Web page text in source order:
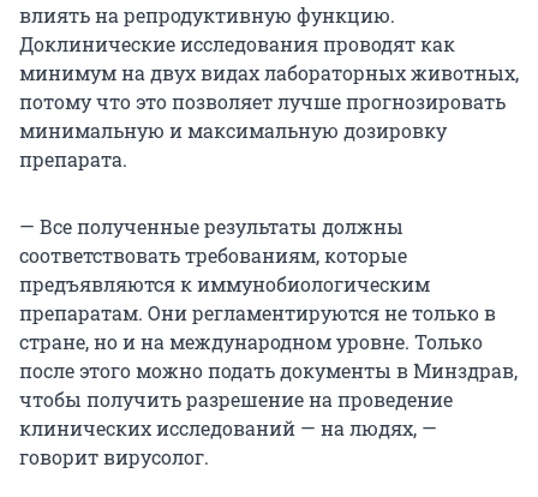
влиять на репродуктивную функцию.
Доклинические исследования проводят как
минимум на двух видах лабораторных животных,
потому что это позволяет лучше прогнозировать
минимальную и максимальную дозировку
препарата.
— Все полученные результаты должны
соответствовать требованиям, которые
предъявляются к иммунобиологическим
препаратам. Они регламентируются не только в
стране, но и на международном уровне. Только
после этого можно подать документы в Минздрав,
чтобы получить разрешение на проведение
клинических исследований — на людях, —
говорит вирусолог.